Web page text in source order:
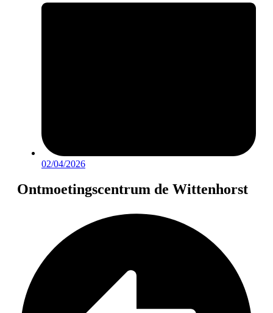
02/04/2026
Ontmoetingscentrum de Wittenhorst